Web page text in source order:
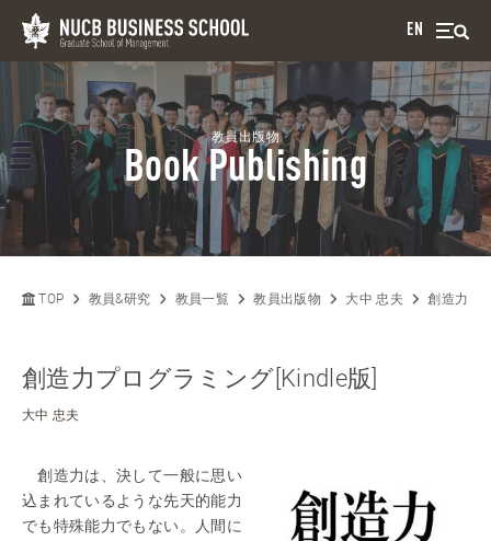
EN
教員出版物
Book Publishing
TOP 教員&研究 教員一覧 教員出版物 大中 忠夫 創造力プ
創造力プログラミング[Kindle版]
大中 忠夫
創造力は、決して一般に思い
込まれているような先天的能力
でも特殊能力でもない。人間に